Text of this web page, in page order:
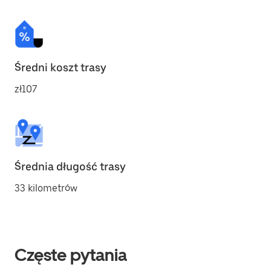
Średni koszt trasy
zł107
Średnia długość trasy
33 kilometrów
Częste pytania